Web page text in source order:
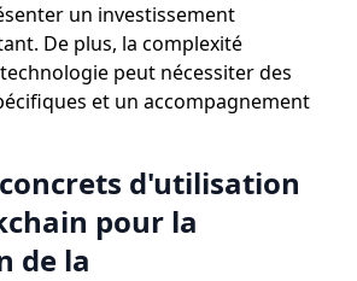
un investissement
De plus, la complexité
peut nécessiter des
et un accompagnement
d'utilisation
pour la
de la